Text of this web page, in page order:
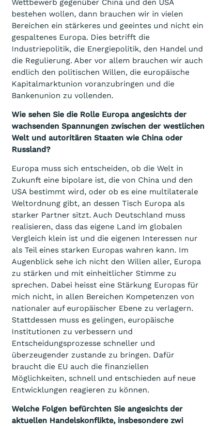
Wettbewerb gegenüber China und den USA
bestehen wollen, dann brauchen wir in vielen
Bereichen ein stärkeres und geeintes und nicht ein
gespaltenes Europa. Dies betrifft die
Industriepolitik, die Energiepolitik, den Handel und
die Regulierung. Aber vor allem brauchen wir auch
endlich den politischen Willen, die europäische
Kapitalmarktunion voranzubringen und die
Bankenunion zu vollenden.
Wie sehen Sie die Rolle Europa angesichts der
wachsenden Spannungen zwischen der westlichen
Welt und autoritären Staaten wie China oder
Russland?
Europa muss sich entscheiden, ob die Welt in
Zukunft eine bipolare ist, die von China und den
USA bestimmt wird, oder ob es eine multilaterale
Weltordnung gibt, an dessen Tisch Europa als
starker Partner sitzt. Auch Deutschland muss
realisieren, dass das eigene Land im globalen
Vergleich klein ist und die eigenen Interessen nur
als Teil eines starken Europas wahren kann. Im
Augenblick sehe ich nicht den Willen aller, Europa
zu stärken und mit einheitlicher Stimme zu
sprechen. Dabei heisst eine Stärkung Europas für
mich nicht, in allen Bereichen Kompetenzen von
nationaler auf europäischer Ebene zu verlagern.
Stattdessen muss es gelingen, europäische
Institutionen zu verbessern und
Entscheidungsprozesse schneller und
überzeugender zustande zu bringen. Dafür
braucht die EU auch die finanziellen
Möglichkeiten, schnell und entschieden auf neue
Entwicklungen reagieren zu können.
Welche Folgen befürchten Sie angesichts der
aktuellen Handelskonflikte, insbesondere zwi